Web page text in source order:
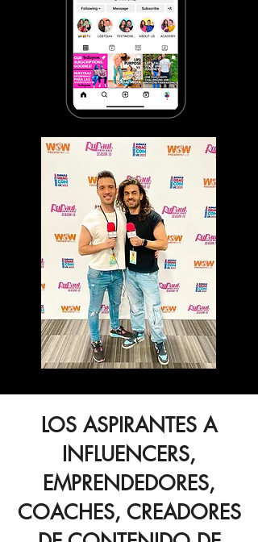
LOS ASPIRANTES A
INFLUENCERS,
EMPRENDEDORES,
COACHES, CREADORES